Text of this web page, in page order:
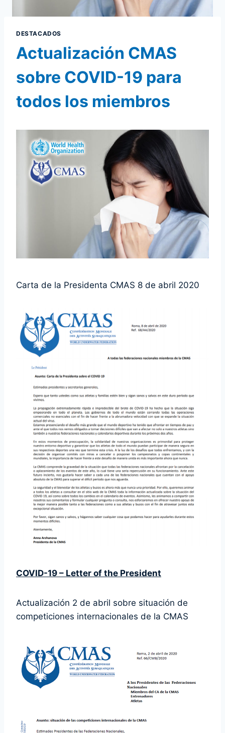
DESTACADOS
Actualización CMAS
sobre COVID-19 para
todos los miembros
Carta de la Presidenta CMAS 8 de abril 2020
COVID-19 – Letter of the President
Actualización 2 de abril sobre situación de
competiciones internacionales de la CMAS